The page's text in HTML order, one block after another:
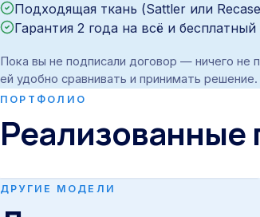
Подходящая ткань (Sattler или
Гарантия 2 года на всё и
Пока вы не подписали договор — ничего не
ей удобно сравнивать и принимать решение.
ПОРТФОЛИО
Реализованные
Twin — двухскатная
ДРУГИЕ МОДЕЛИ